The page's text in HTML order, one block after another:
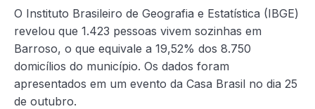
O Instituto Brasileiro de Geografia e Estatística (IBGE)
revelou que 1.423 pessoas vivem sozinhas em
Barroso, o que equivale a 19,52% dos 8.750
domicílios do município. Os dados foram
apresentados em um evento da Casa Brasil no dia 25
de outubro.